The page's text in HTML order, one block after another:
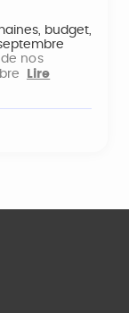
budget,
nos
Lire